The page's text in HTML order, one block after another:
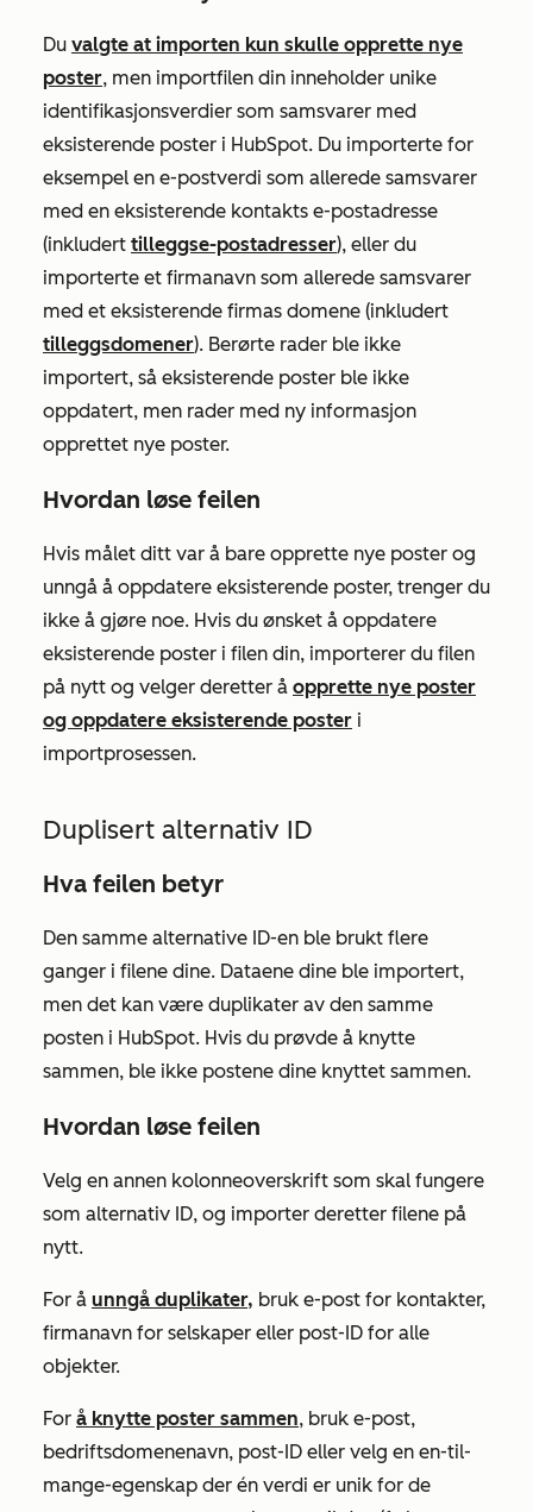
Du valgte at importen kun skulle opprette nye
poster, men importfilen din inneholder unike
identifikasjonsverdier som samsvarer med
eksisterende poster i HubSpot. Du importerte for
eksempel en e-postverdi som allerede samsvarer
med en eksisterende kontakts e-postadresse
(inkludert tilleggse-postadresser), eller du
importerte et firmanavn som allerede samsvarer
med et eksisterende firmas domene (inkludert
tilleggsdomener). Berørte rader ble ikke
importert, så eksisterende poster ble ikke
oppdatert, men rader med ny informasjon
opprettet nye poster.
Hvordan løse feilen
Hvis målet ditt var å bare opprette nye poster og
unngå å oppdatere eksisterende poster, trenger du
ikke å gjøre noe. Hvis du ønsket å oppdatere
eksisterende poster i filen din, importerer du filen
på nytt og velger deretter å opprette nye poster
og oppdatere eksisterende poster i
importprosessen.
Duplisert alternativ ID
Hva feilen betyr
Den samme alternative ID-en ble brukt flere
ganger i filene dine. Dataene dine ble importert,
men det kan være duplikater av den samme
posten i HubSpot. Hvis du prøvde å knytte
sammen, ble ikke postene dine knyttet sammen.
Hvordan løse feilen
Velg en annen kolonneoverskrift som skal fungere
som alternativ ID, og importer deretter filene på
nytt.
For å unngå duplikater, bruk e-post for kontakter,
firmanavn for selskaper eller post-ID for alle
objekter.
For å knytte poster sammen, bruk e-post,
bedriftsdomenenavn, post-ID eller velg en en-til-
mange-egenskap der én verdi er unik for de